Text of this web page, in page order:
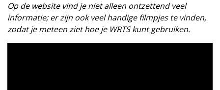
Op de website vind je niet alleen ontzettend veel
informatie; er zijn ook veel handige filmpjes te vinden,
zodat je meteen ziet hoe je WRTS kunt gebruiken.